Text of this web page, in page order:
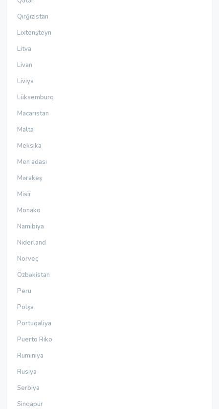
Qırğızıstan
Lixtenşteyn
Litva
Livan
Liviya
Lüksemburq
Macarıstan
Malta
Meksika
Men adası
Mərakeş
Misir
Monako
Namibiya
Niderland
Norveç
Özbəkistan
Peru
Polşa
Portuqaliya
Puerto Riko
Rumıniya
Rusiya
Serbiya
Sinqapur